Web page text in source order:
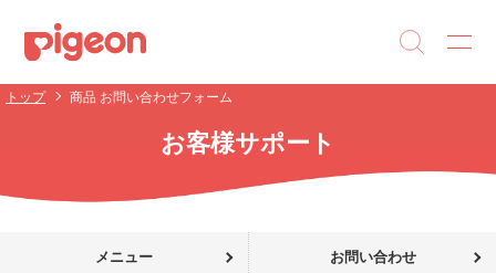
トップ 商品 お問い合わせフォーム
お客様サポート
メニュー お問い合わせ